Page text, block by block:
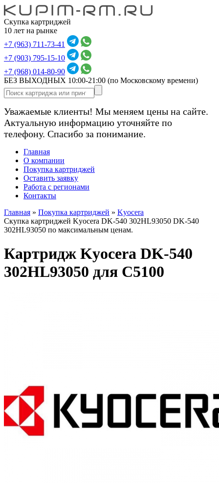
Скупка картриджей
10 лет на рынке
+7 (963) 711-73-41
+7 (903) 795-15-10
+7 (968) 014-80-90
БЕЗ ВЫХОДНЫХ 10:00-21:00 (по Московскому времени)
Уважаемые клиенты! Мы меняем цены на сайте.
Актуальную информацию уточняйте по
телефону. Спасибо за понимание.
Главная
О компании
Покупка картриджей
Оставить заявку
Работа с регионами
Контакты
Главная » Покупка картриджей » Kyocera
Скупка картриджей Kyocera DK-540 302HL93050 DK-540
302HL93050 по максимальным ценам.
Картридж Kyocera DK-540
302HL93050 для C5100